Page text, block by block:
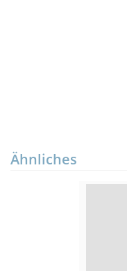
Ähnliches